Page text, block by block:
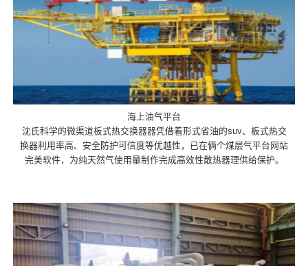
海上油气平台
沈氏科学的微渠道板式热交换器器凭借着形式省油的suv、板式热交
换器利用率高、安全防护可信度等优越性，已在俩个煤层气平台网站
完美软件，为纯天然气使用量制作完成高效性散热器理供给保护。